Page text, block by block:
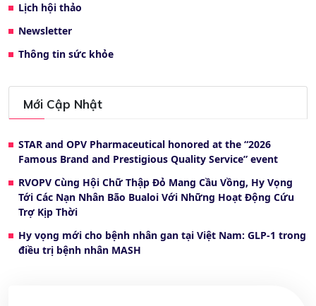
Lịch hội thảo
Newsletter
Thông tin sức khỏe
Mới Cập Nhật
STAR and OPV Pharmaceutical honored at the “2026
Famous Brand and Prestigious Quality Service” event
RVOPV Cùng Hội Chữ Thập Đỏ Mang Cầu Vồng, Hy Vọng
Tới Các Nạn Nhân Bão Bualoi Với Những Hoạt Động Cứu
Trợ Kịp Thời
Hy vọng mới cho bệnh nhân gan tại Việt Nam: GLP-1 trong
điều trị bệnh nhân MASH